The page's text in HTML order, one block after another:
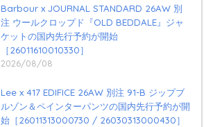
Barbour x JOURNAL STANDARD 26AW 別
注 ウールクロップド『OLD BEDDALE』ジャ
ケットの国内先行予約が開始
［26011610010330］
2026/08/08
Lee x 417 EDIFICE 26AW 別注 91-B ジップブ
ルゾン＆ペインターパンツの国内先行予約が開
始［26011313000730 / 26030313000430］